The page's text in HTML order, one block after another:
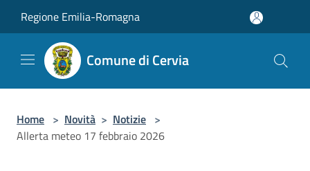
Regione Emilia-Romagna
Comune di Cervia
Home > Novità > Notizie >
Allerta meteo 17 febbraio 2026